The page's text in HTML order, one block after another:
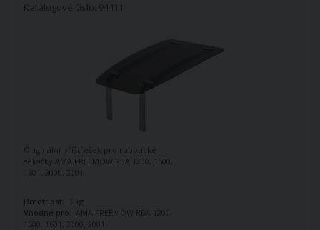
Katalogové číslo: 94411
Originální příštřešek pro robotické
sekačky AMA FREEMOW RBA 1200, 1500,
1601, 2000, 2001.
Hmotnost:
3 kg
Vhodné pro: AMA FREEMOW RBA 1200,
1500, 1601, 2000, 2001